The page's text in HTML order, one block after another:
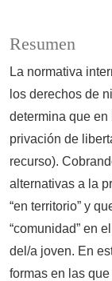
Resumen
La normativa
los derechos de
determina que
privación de
recurso).
alternativas a la
“en territorio” y
“comunidad” en
del/a joven. En
formas en las